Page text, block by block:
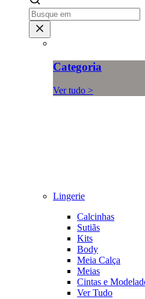
Categoria
Ver tudo >
Lingerie
Calcinhas
Sutiãs
Kits
Body
Meia Calça
Meias
Cintas e
Ver Tudo